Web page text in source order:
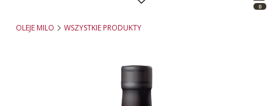
OLEJE MILO WSZYSTKIE PRODUKTY